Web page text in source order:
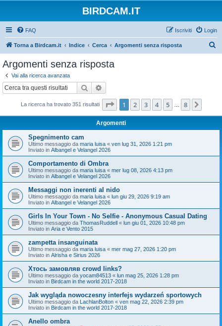
BIRDCAM.IT
FAQ Login
Iscriviti
Torna a Birdcam.it Indice Cerca Argomenti senza risposta
Argomenti senza risposta
Vai alla ricerca avanzata
Cerca
La ricerca ha trovato 351 risultati Pagina di
1 2 3 4 5 8
Argomenti
Spegnimento cam
Ultimo messaggio da maria luisa « ven lug 31, 2026 1:21 pm
Inviato in Albangel e Velangel 2026
Comportamento di Ombra
Ultimo messaggio da maria luisa « mer lug 08, 2026 4:13 pm
Inviato in Albangel e Velangel 2026
Messaggi non inerenti al nido
Ultimo messaggio da maria luisa « lun giu 29, 2026 9:19 am
Inviato in Albangel e Velangel 2026
Girls In Your Town - No Selfie - Anonymous Casual Dating
Ultimo messaggio da ThomasRuddell « lun giu 01, 2026 10:48 pm
Inviato in Aria e Vento 2015
zampetta insanguinata
Ultimo messaggio da maria luisa « mer mag 27, 2026 1:20 pm
Inviato in Alrisha e Sirius 2026
Хтось замовляв crowd links?
Ultimo messaggio da yocam84513 « lun mag 25, 2026 1:28 pm
Inviato in Birdcam in the world 2017-2018
Jak wygląda nowoczesny interfejs wydarzeń sportowych
Ultimo messaggio da LachlanBolton « ven mag 22, 2026 2:39 pm
Inviato in Birdcam in the world 2017-2018
Anello ombra